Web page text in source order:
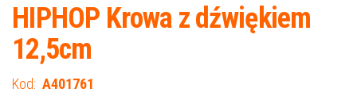
HIPHOP Krowa z dźwiękiem
12,5cm
Kod: A401761